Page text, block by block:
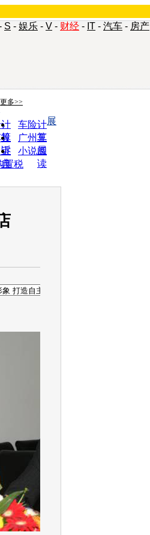
S - 娱乐 - V - 财经 - IT - 汽车 - 房产
更多>>
算
车险计
算
诉
广州车
展
典
小说阅
读
展
置税